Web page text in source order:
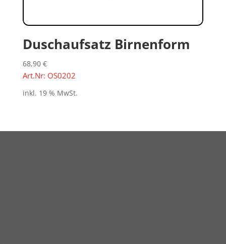
Duschaufsatz Birnenform
68,90 €
Art.Nr: OS0202
inkl. 19 % MwSt.